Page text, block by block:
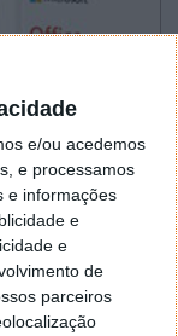
e/ou acedemos
e processamos
e informações
e
e
de
parceiros